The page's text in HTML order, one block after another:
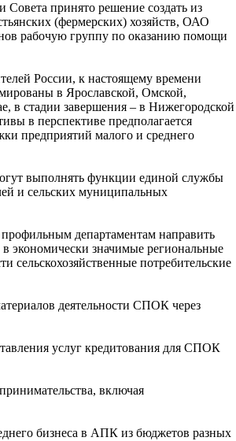
принято решение создать из
(фермерских) хозяйств, ОАО
рабочую группу по оказанию помощи
России, к настоящему времени
в Ярославской, Омской,
в стадии завершения – в Нижегородской
в перспективе предполагается
предприятий малого и среднего
выполнять функции единой службы
и сельских муниципальных
департаментам направить
экономически значимые региональные
сельскохозяйственные потребительские
деятельности СПОК через
услуг кредитования для СПОК
включая
бизнеса в АПК из бюджетов разных